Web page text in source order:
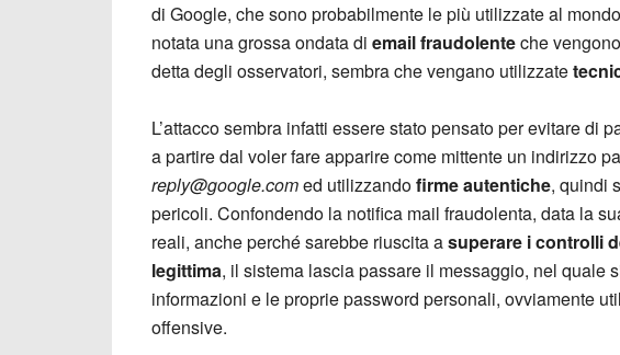
di Google, che sono probabilmente le più utilizzate al
notata una grossa ondata di email fraudolenteche
detta degli osservatori, sembra che vengano utilizzate
L’attacco sembra infatti essere stato pensato per evitare di
a partire dal voler fare apparire come mittente un indirizzo
reply@google.comed utilizzandofirme autentiche, quindi
pericoli. Confondendo la notifica mail fraudolenta, data la
reali, anche perché sarebbe riuscita asuperare i controlli
legittima, il sistema lascia passare il messaggio, nel quale
informazioni e le proprie password personali, ovviamente
offensive.